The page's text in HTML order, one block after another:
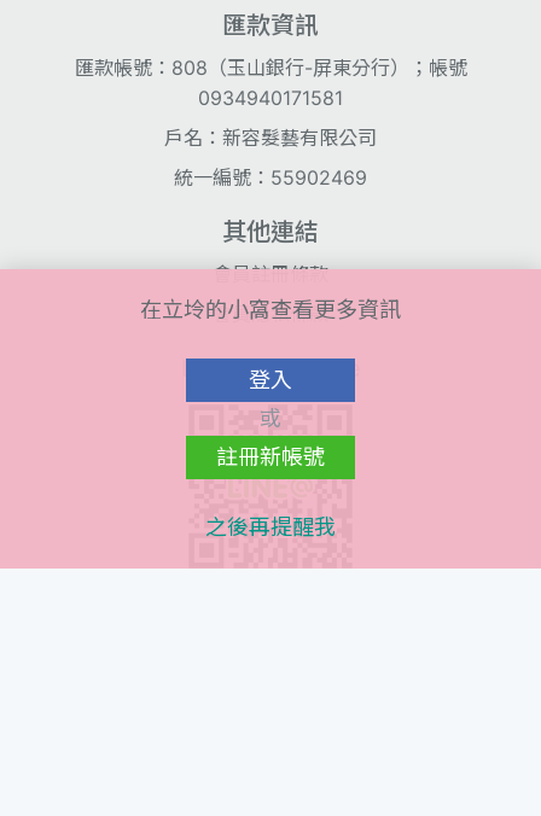
匯款資訊
匯款帳號：808（玉山銀行-屏東分行）；帳號
0934940171581
戶名：新容髮藝有限公司
統一編號：55902469
其他連結
會員註冊條款
會員隱私條款
Line@ QR Code
在立坽的小窩查看更多資訊
登入
或
註冊新帳號
之後再提醒我